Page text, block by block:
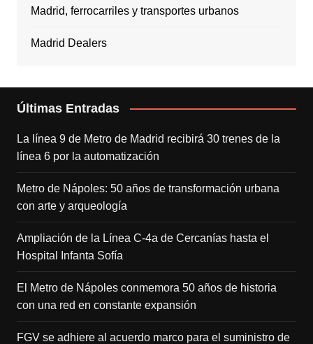
Madrid, ferrocarriles y transportes urbanos
Madrid Dealers
Últimas Entradas
La línea 9 de Metro de Madrid recibirá 30 trenes de la
línea 6 por la automatización
Metro de Nápoles: 50 años de transformación urbana
con arte y arqueología
Ampliación de la Línea C-4a de Cercanías hasta el
Hospital Infanta Sofía
El Metro de Nápoles conmemora 50 años de historia
con una red en constante expansión
FGV se adhiere al acuerdo marco para el suministro de